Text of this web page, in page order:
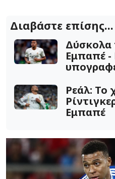
Διαβάστε επίσης...
Δύσκολα
Εμπαπέ -
Ρεάλ: Το
Εμπαπέ